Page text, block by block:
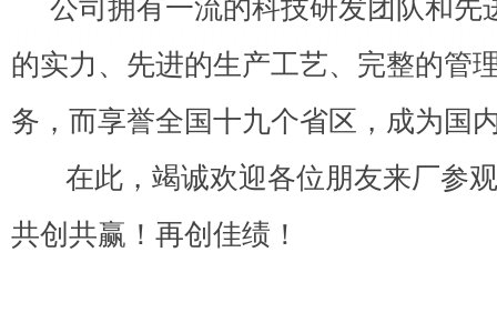
公司拥有一流的科技研发团队和先
的实力、先进的生产工艺、完整的管
务，而享誉全国十九个省区，成为国
在此，竭诚欢迎各位朋友来厂参观
共创共赢！再创佳绩！